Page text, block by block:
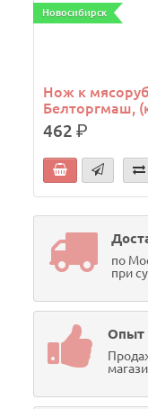
Новосибирск
Нож к
Белторгмаш,
462р.
по
при
Опыт